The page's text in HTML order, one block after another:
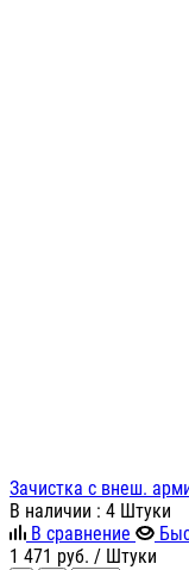
Зачистка с внеш.
В наличии : 4 Штуки
В сравнение
1 471 руб. / Штуки